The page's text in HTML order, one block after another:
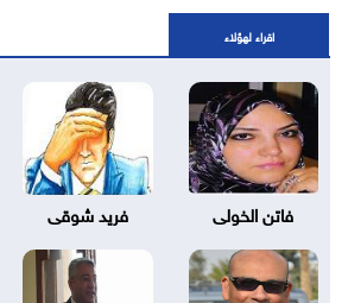
اقراء لهؤلاء
فاتن الخولى فريد شوقى